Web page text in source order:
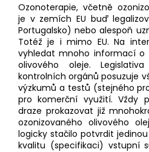
Ozonoterapie, včetně
je v zemích EU buď
Portugalsko) nebo alespoň
Totéž je i mimo EU. Na
vyhledat mnoho informací o
olivového oleje.
kontrolních orgánů posuzuje
výzkumů a testů (stejného
pro komerční využití. Vždy
draze prokazovat již
ozonizovaného olivového
logicky stačilo potvrdit
kvalitu (specifikaci) vstupní
e
e
n
a